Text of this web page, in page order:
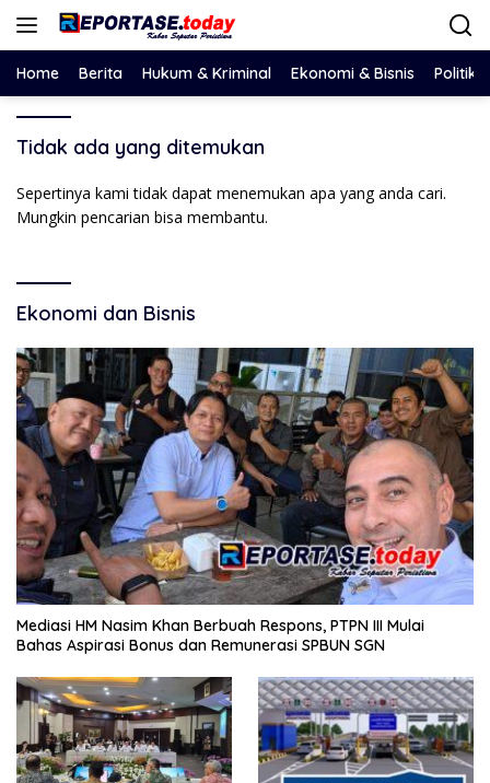
Langsung
Home Berita Hukum & Kriminal Ekonomi & Bisnis Politik
Tidak ada yang ditemukan
Sepertinya kami tidak dapat menemukan apa yang anda cari.
Mungkin pencarian bisa membantu.
Ekonomi dan Bisnis
Mediasi HM Nasim Khan Berbuah Respons, PTPN III Mulai
Bahas Aspirasi Bonus dan Remunerasi SPBUN SGN